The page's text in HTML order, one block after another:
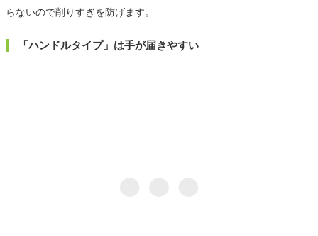
らないので削りすぎを防げます。
「ハンドルタイプ」は手が届きやすい